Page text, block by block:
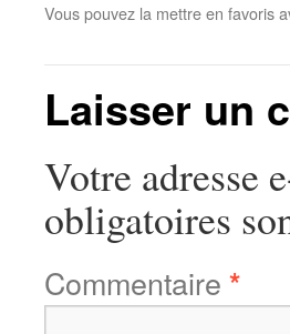
Vous pouvez la mettre en favoris
Laisser un
Votre adresse
obligatoires
Commentaire *